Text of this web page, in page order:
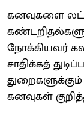
கனவுகளை
நோக்கியவர்
சாதிக்கத்
கனவுகள்